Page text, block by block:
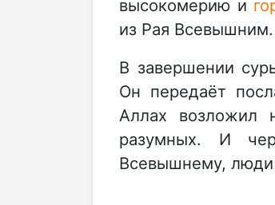
высокомерию и
из Рая Всевышним.
В завершении
Он передаёт
Аллах возложил
разумных. И
Всевышнему, люди